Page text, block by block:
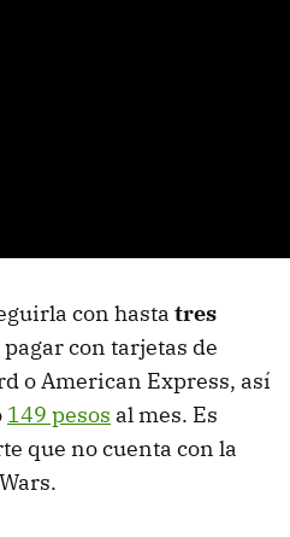
con hasta tres
pagar con tarjetas de
o American Express, así
149 pesos al mes. Es
que no cuenta con la